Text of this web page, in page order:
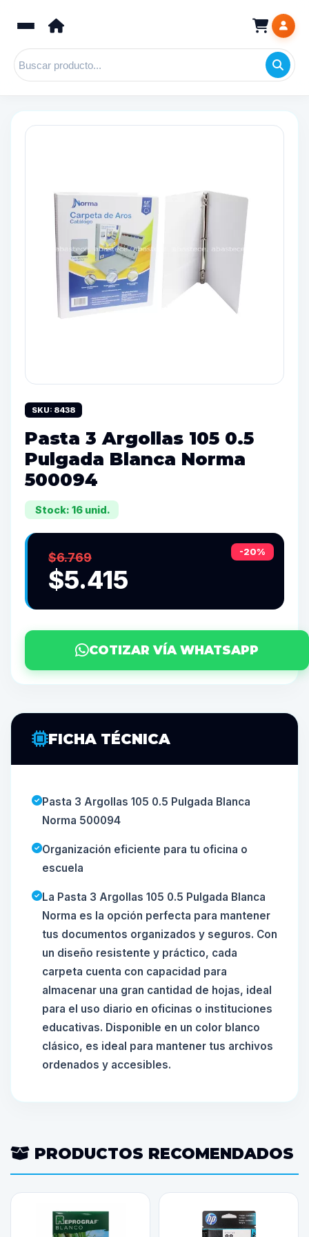
SKU: 8438
Pasta 3 Argollas 105 0.5
Pulgada Blanca Norma
500094
Stock: 16 unid.
-20%
$6.769
$5.415
COTIZAR VÍA WHATSAPP
FICHA TÉCNICA
Pasta 3 Argollas 105 0.5 Pulgada Blanca
Norma 500094
Organización eficiente para tu oficina o
escuela
La Pasta 3 Argollas 105 0.5 Pulgada Blanca
Norma es la opción perfecta para mantener
tus documentos organizados y seguros. Con
un diseño resistente y práctico, cada
carpeta cuenta con capacidad para
almacenar una gran cantidad de hojas, ideal
para el uso diario en oficinas o instituciones
educativas. Disponible en un color blanco
clásico, es ideal para mantener tus archivos
ordenados y accesibles.
PRODUCTOS RECOMENDADOS